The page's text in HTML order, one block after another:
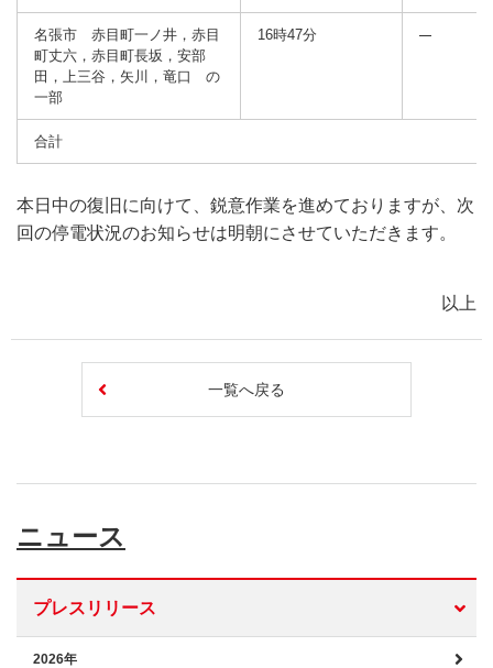
名張市 赤目町一ノ井，赤目
町丈六，赤目町長坂，安部
田，上三谷，矢川，竜口 の
一部
16時47分
合計
本日中の復旧に向けて、鋭意作業を進めておりますが、次
回の停電状況のお知らせは明朝にさせていただきます。
以上
一覧へ戻る
ニュース
プレスリリース
2026年